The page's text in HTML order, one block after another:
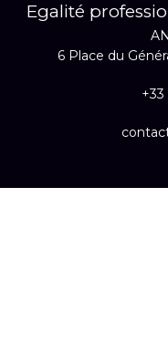
Egalité
6 Place du
+33